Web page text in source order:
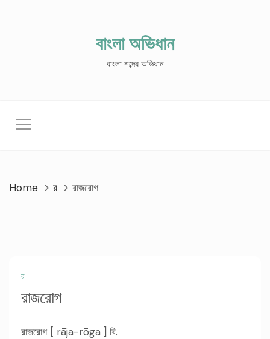
বাংলা অভিধান
বাংলা শব্দের অভিধান
Home র রাজরোগ
র
রাজরোগ
রাজরোগ [ rāja-rōga ] বি.